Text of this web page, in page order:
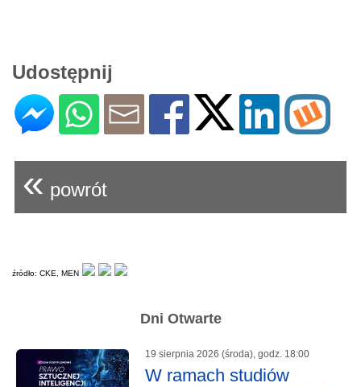
Udostępnij
« powrót
źródło: CKE, MEN
Dni Otwarte
19 sierpnia 2026 (środa), godz. 18:00
W ramach studiów